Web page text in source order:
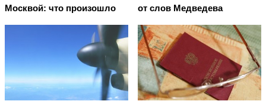
Москвой: что произошло
от слов Медведева